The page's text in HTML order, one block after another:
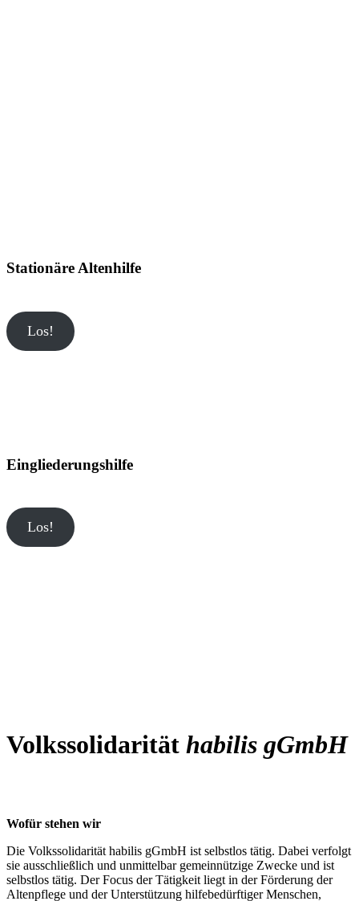
Stationäre Altenhilfe
Los!
Eingliederungshilfe
Los!
Volkssolidarität habilis gGmbH
Wofür stehen wir
Die Volkssolidarität habilis gGmbH ist selbstlos tätig. Dabei verfolgt
sie ausschließlich und unmittelbar gemeinnützige Zwecke und ist
selbstlos tätig. Der Focus der Tätigkeit liegt in der Förderung der
Altenpflege und der Unterstützung hilfebedürftiger Menschen,